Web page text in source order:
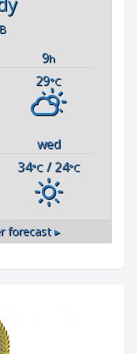
9h
29°C
wed
34°C/ 24°C
forecast ▸